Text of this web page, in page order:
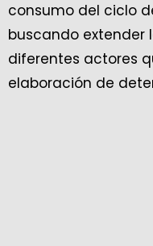
consumo del ciclo
buscando extender
diferentes actores
elaboración de